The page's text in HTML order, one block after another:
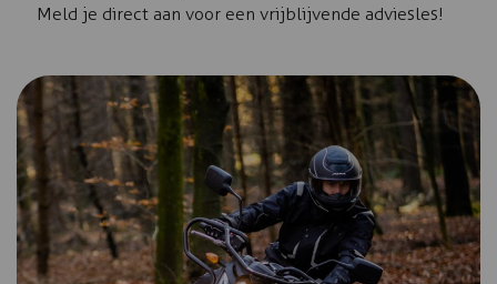
Meld je direct aan voor een vrijblijvende adviesles!